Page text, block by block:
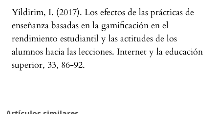
Yildirim, I. (2017). Los efectos de las prácticas de
enseñanza basadas en la gamificación en el
rendimiento estudiantil y las actitudes de los
alumnos hacia las lecciones. Internet y la educación
superior, 33, 86-92.